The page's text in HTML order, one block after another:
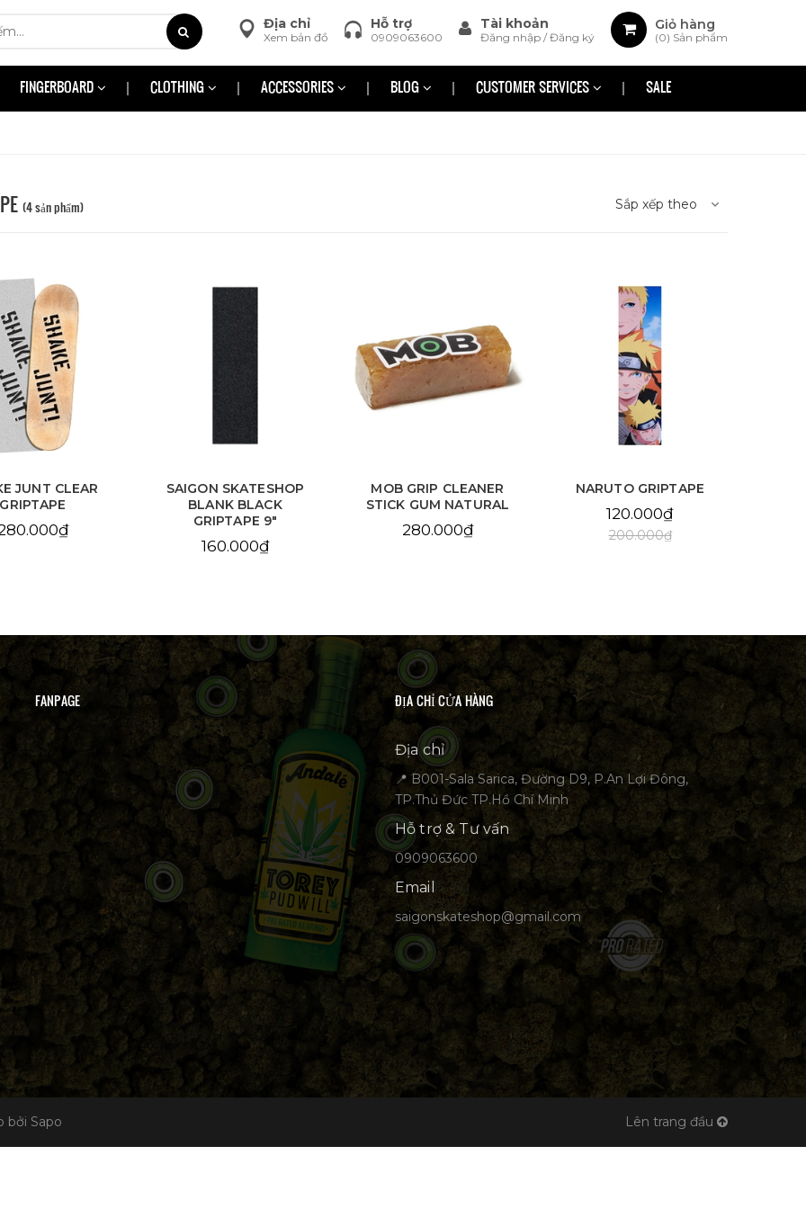
Giỏ hàng
(0) Sản phẩm
Tài khoản
Đăng nhập /Đăng ký
Hỗ trợ
0909063600
Địa chỉ
Xem bản đồ
FINGERBOARD CLOTHING ACCESSORIES BLOG CUSTOMER SERVICES SALE
(4 sản phẩm) Sắp xếp theo
JUNT CLEAR
GRIPTAPE
SAIGON SKATESHOP
BLANK BLACK
GRIPTAPE 9"
160.000₫
MOB GRIP CLEANER
STICK GUM NATURAL
280.000₫
NARUTO GRIPTAPE
120.000₫
200.000₫
FANPAGE ĐỊA CHỈ CỬA HÀNG
Địa chỉ
📍 B001-Sala Sarica, Đường D9, P.An Lợi Đông,
TP.Thủ Đức TP.Hồ Chí Minh
Hỗ trợ & Tư vấn
0909063600
Email
saigonskateshop@gmail.com
bởi Sapo Lên trang đầu